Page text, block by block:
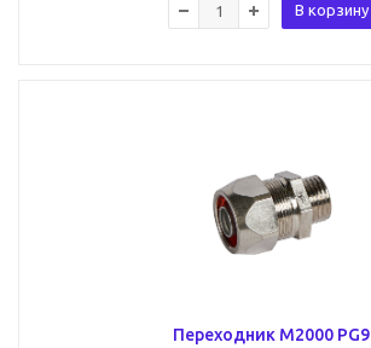
В корзину
Переходник M2000 PG9